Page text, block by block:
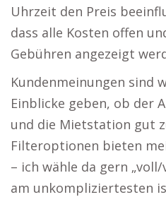
Uhrzeit den Preis
dass alle Kosten offen
Gebühren angezeigt
Kundenmeinungen sind
Einblicke geben, ob der
und die Mietstation gut
Filteroptionen bieten
– ich wähle da gern
am unkompliziertesten